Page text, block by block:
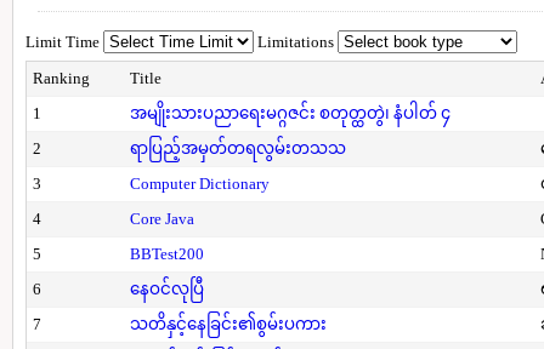
Limit Time
Limitations
Ranking
Title
1
အမျိုးသားပညာရေးမဂ္ဂဇင်း စတုတ္ထတွဲ၊ နံပါတ် ၄
2
ရာပြည့်အမှတ်တရလွမ်းတသသ
3
Computer Dictionary
4
Core Java
5
BBTest200
6
နေဝင်လုပြီ
7
သတိနှင့်နေခြင်း၏စွမ်းပကား